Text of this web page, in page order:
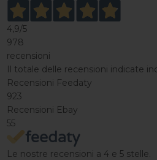
4,9/5
978
recensioni
Il totale delle recensioni indicate
Recensioni Feedaty
923
Recensioni Ebay
55
Le nostre recensioni a 4 e 5 stelle.